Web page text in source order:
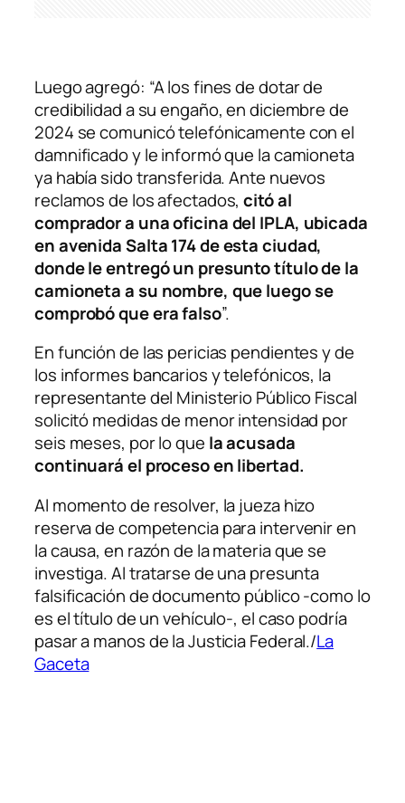
Luego agregó: “A los fines de dotar de
credibilidad a su engaño, en diciembre de
2024 se comunicó telefónicamente con el
damnificado y le informó que la camioneta
ya había sido transferida. Ante nuevos
reclamos de los afectados,citó al
comprador a una oficina del IPLA, ubicada
en avenida Salta 174 de esta ciudad,
donde le entregó un presunto título de la
camioneta a su nombre, que luego se
comprobó que era falso”.
En función de las pericias pendientes y de
los informes bancarios y telefónicos, la
representante del Ministerio Público Fiscal
solicitó medidas de menor intensidad por
seis meses, por lo que la acusada
continuará el proceso en libertad.
Al momento de resolver, la jueza hizo
reserva de competencia para intervenir en
la causa, en razón de la materia que se
investiga. Al tratarse de una presunta
falsificación de documento público -como lo
es el título de un vehículo-, el caso podría
pasar a manos de la Justicia Federal./La
Gaceta